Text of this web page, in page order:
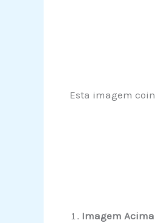
Esta imagem
Imagem